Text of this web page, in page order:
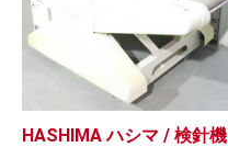
HASHIMA ハシマ / 検針機